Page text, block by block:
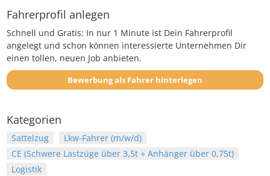
Fahrerprofil anlegen
Schnell und Gratis: In nur 1 Minute ist Dein Fahrerprofil
angelegt und schon können interessierte Unternehmen Dir
einen tollen, neuen Job anbieten.
Bewerbung als Fahrer hinterlegen
Kategorien
Sattelzug
Lkw-Fahrer (m/w/d)
CE (Schwere Lastzüge über 3,5t + Anhänger über 0,75t)
Logistik